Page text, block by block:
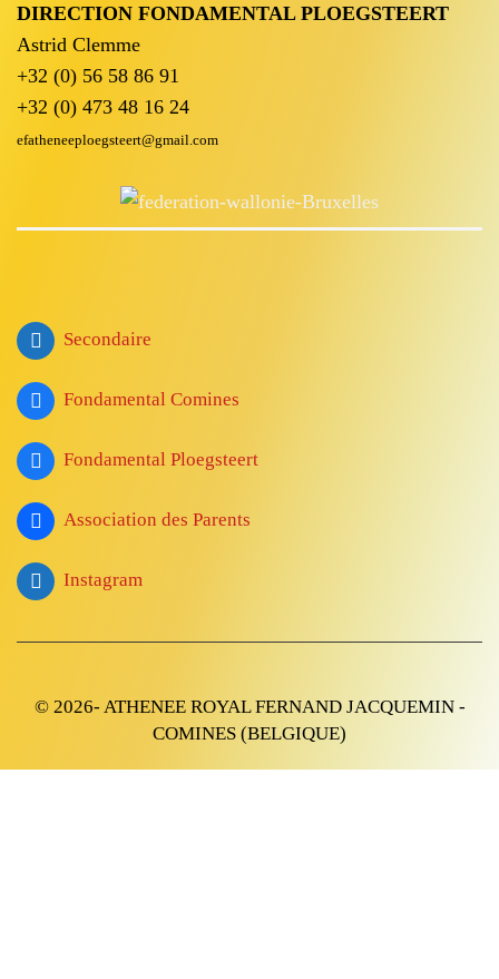
DIRECTION FONDAMENTAL PLOEGSTEERT
Astrid Clemme
+32 (0) 56 58 86 91
+32 (0) 473 48 16 24
efatheneeploegsteert@gmail.com
Secondaire
Fondamental Comines
Fondamental Ploegsteert
Association des Parents
Instagram
© 2026- ATHENEE ROYAL FERNAND JACQUEMIN -
COMINES (BELGIQUE)